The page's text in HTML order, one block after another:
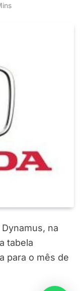
na
tabela
para o mês de